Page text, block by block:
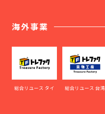
海外事業
総合リユース タイ 総合リユース 台湾